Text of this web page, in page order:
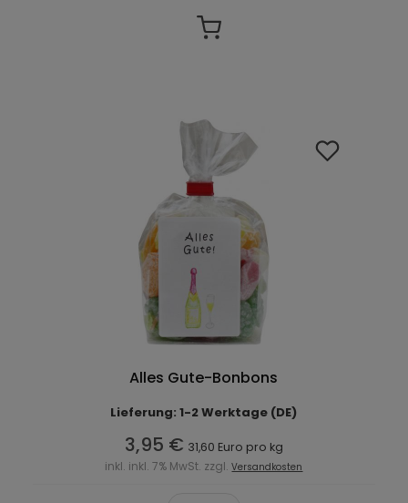
Alles Gute-Bonbons
Lieferung: 1-2 Werktage (DE)
3,95 € 31,60 Euro pro kg
inkl. inkl. 7% MwSt. zzgl.Versandkosten